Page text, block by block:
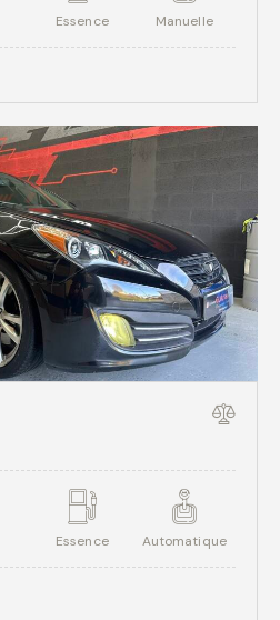
Essence Manuelle
Essence Automatique